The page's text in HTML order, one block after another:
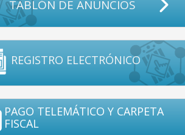
TABLÓN DE ANUNCIOS
REGISTRO ELECTRÓNICO
PAGO TELEMÁTICO Y CARPETA
FISCAL